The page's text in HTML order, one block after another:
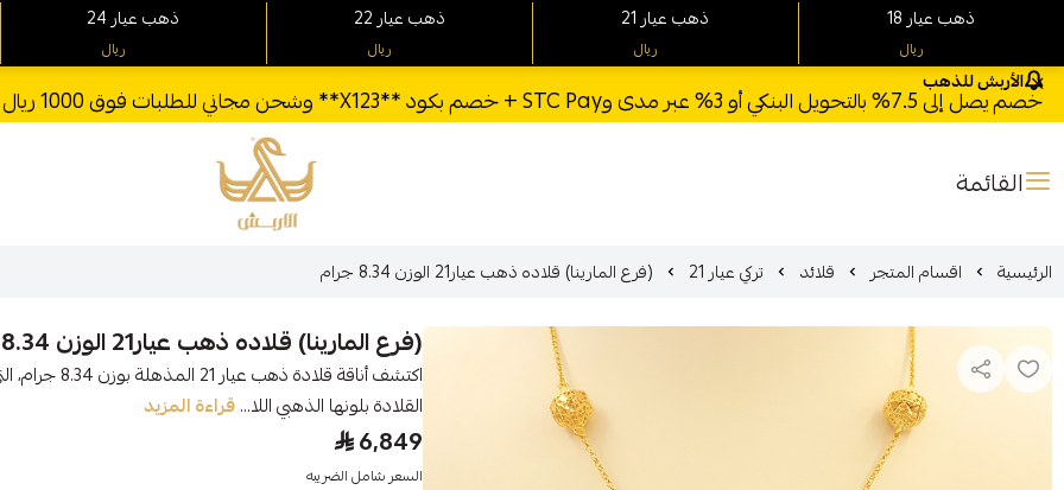
الأربش للذهب
خصم يصل إلى 7.5% بالتحويل البنكي أو 3% عبر مدى وSTC Pay + خصم بكود **X123** وشحن مجاني للطلبات فوق 1000 ريال
القائمة الأربش للذهب
الرئيسية اقسام المتجر قلائد تركي عيار 21 (فرع المارينا) قلاده ذهب عيار21 الوزن 8.34 جرام
(فرع المارينا) قلاده ذهب عيار21 الوزن 8.34 جرام
اكتشف أناقة
القلادة بلونها الذهبي اللا...قراءة المزيد
6,849
السعر شامل الضريبه
24 ذهب عيار
ريال
22 ذهب عيار
ريال
21 ذهب عيار
ريال
18 ذهب عيار
ريال